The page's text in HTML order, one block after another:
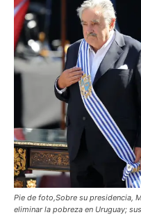
Pie de foto,Sobre su presidencia,
eliminar la pobreza en Uruguay;